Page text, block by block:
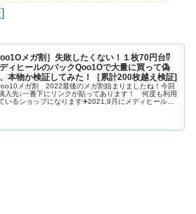
メガ割］失敗したくない！１枚70円台⁉︎
ィヒールのパックQoo1Oで大量に買って偽
本物か検証してみた！［累計200枚越え検証]
メガ割 2022最後のメガ割始まりましたね！今回
入先↓一番下にリンクが貼ってあります！ 何度も利用
いるショップになります✈️2021,9月にメディヒール公